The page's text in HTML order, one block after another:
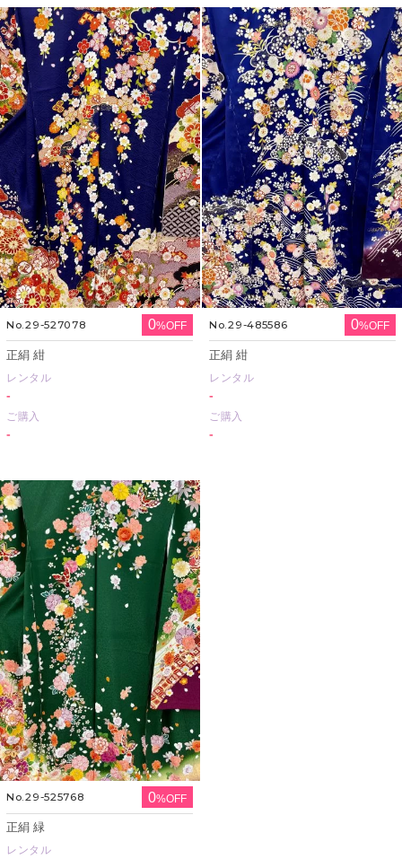
No.29-527078 0%OFF
正絹 紺
レンタル
-
ご購入
-
No.29-485586 0%OFF
正絹 紺
レンタル
-
ご購入
-
No.29-525768 0%OFF
正絹 緑
レンタル